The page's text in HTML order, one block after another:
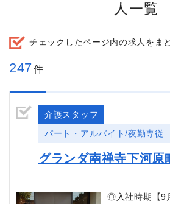
人一覧
チェックしたページ内の求人をま
247件
介護スタッフ
パート・アルバイト/夜勤専従
グランダ南禅寺下河原
◎入社時期【9